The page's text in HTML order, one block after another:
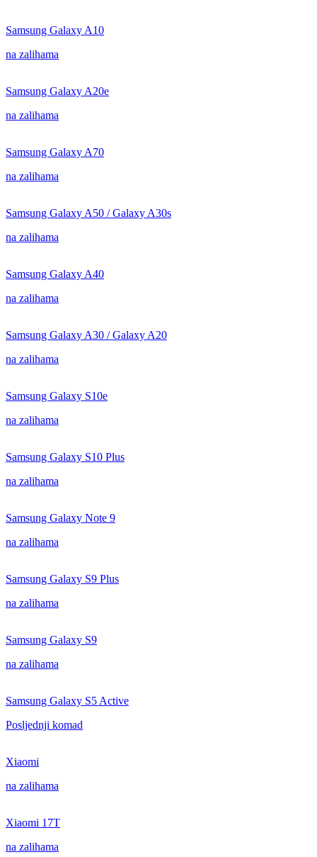
Samsung Galaxy A10
na zalihama
Samsung Galaxy A20e
na zalihama
Samsung Galaxy A70
na zalihama
Samsung Galaxy A50 / Galaxy A30s
na zalihama
Samsung Galaxy A40
na zalihama
Samsung Galaxy A30 / Galaxy A20
na zalihama
Samsung Galaxy S10e
na zalihama
Samsung Galaxy S10 Plus
na zalihama
Samsung Galaxy Note 9
na zalihama
Samsung Galaxy S9 Plus
na zalihama
Samsung Galaxy S9
na zalihama
Samsung Galaxy S5 Active
Posljednji komad
Xiaomi
na zalihama
Xiaomi 17T
na zalihama